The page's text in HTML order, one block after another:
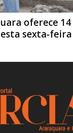
oferece
sexta-feira